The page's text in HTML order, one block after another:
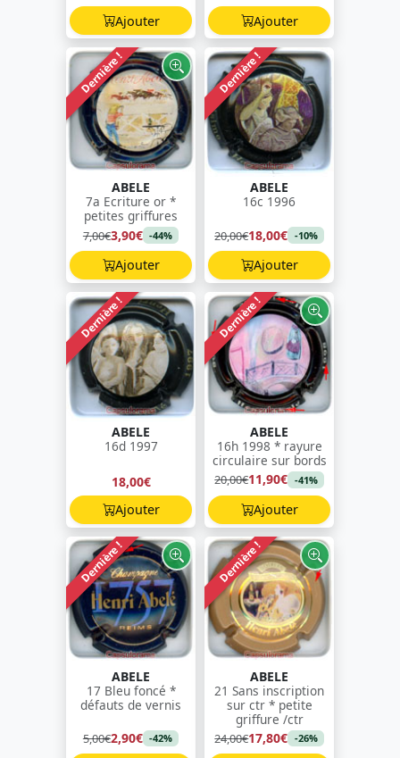
Ajouter Ajouter
Dernière !
ABELE
7a Ecriture or *
petites griffures
7,00€3,90€ -44%
Ajouter
Dernière !
ABELE
16c 1996
20,00€18,00€ -10%
Ajouter
Dernière !
ABELE
16d 1997
18,00€
Ajouter
Dernière !
ABELE
16h 1998 * rayure
circulaire sur bords
20,00€11,90€ -41%
Ajouter
Dernière !
ABELE
17 Bleu foncé *
défauts de vernis
5,00€2,90€ -42%
Dernière !
ABELE
21 Sans inscription
sur ctr * petite
griffure /ctr
24,00€17,80€ -26%